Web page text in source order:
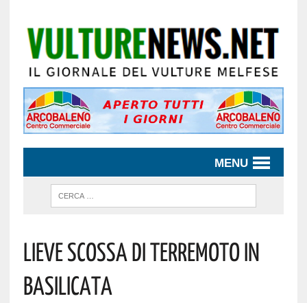
MENU
Lieve Scossa Di Terremoto In
Basilicata